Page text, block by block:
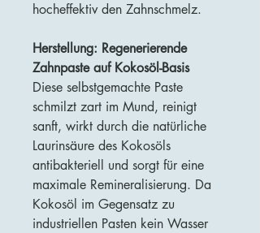
hocheffektiv den Zahnschmelz.
Herstellung: Regenerierende
Zahnpaste auf Kokosöl-Basis
Diese selbstgemachte Paste
schmilzt zart im Mund, reinigt
sanft, wirkt durch die natürliche
Laurinsäure des Kokosöls
antibakteriell und sorgt für eine
maximale Remineralisierung. Da
Kokosöl im Gegensatz zu
industriellen Pasten kein Wasser